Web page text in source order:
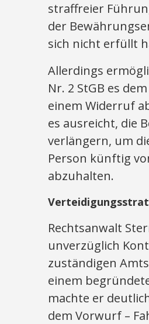
straffreier
der
sich nicht erfüllt
Allerdings
Nr. 2 StGB es
einem Widerruf
es ausreicht, die
verlängern, um
Person künftig
abzuhalten.
Rechtsanwalt
unverzüglich
zuständigen
einem
machte er
dem Vorwurf –